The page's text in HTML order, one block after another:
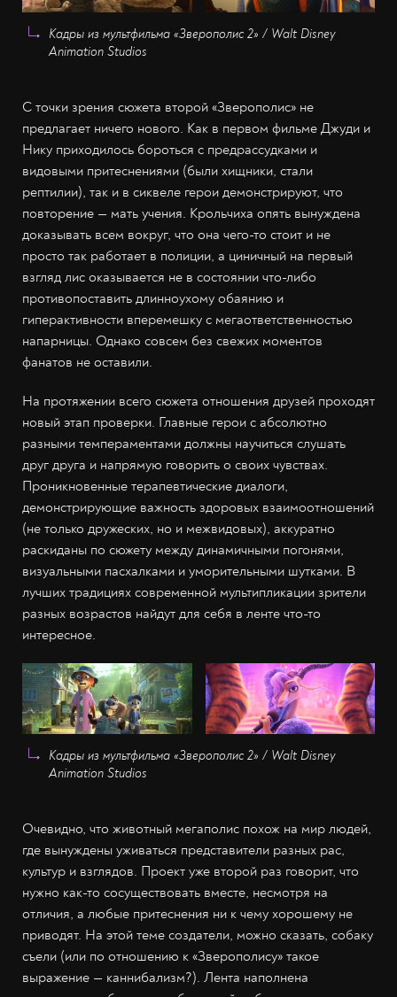
Кадры из мультфильма «Зверополис 2» / Walt Disney
Animation Studios
С точки зрения сюжета второй «Зверополис» не
предлагает ничего нового. Как в первом фильме Джуди и
Нику приходилось бороться с предрассудками и
видовыми притеснениями (были хищники, стали
рептилии), так и в сиквеле герои демонстрируют, что
повторение — мать учения. Крольчиха опять вынуждена
доказывать всем вокруг, что она чего-то стоит и не
просто так работает в полиции, а циничный на первый
взгляд лис оказывается не в состоянии что-либо
противопоставить длинноухому обаянию и
гиперактивности вперемешку с мегаответственностью
напарницы. Однако совсем без свежих моментов
фанатов не оставили.
На протяжении всего сюжета отношения друзей проходят
новый этап проверки. Главные герои с абсолютно
разными темпераментами должны научиться слушать
друг друга и напрямую говорить о своих чувствах.
Проникновенные терапевтические диалоги,
демонстрирующие важность здоровых взаимоотношений
(не только дружеских, но и межвидовых), аккуратно
раскиданы по сюжету между динамичными погонями,
визуальными пасхалками и уморительными шутками. В
лучших традициях современной мультипликации зрители
разных возрастов найдут для себя в ленте что-то
интересное.
Кадры из мультфильма «Зверополис 2» / Walt Disney
Animation Studios
Очевидно, что животный мегаполис похож на мир людей,
где вынуждены уживаться представители разных рас,
культур и взглядов. Проект уже второй раз говорит, что
нужно как-то сосуществовать вместе, несмотря на
отличия, а любые притеснения ни к чему хорошему не
приводят. На этой теме создатели, можно сказать, собаку
съели (или по отношению к «Зверополису» такое
выражение — каннибализм?). Лента наполнена